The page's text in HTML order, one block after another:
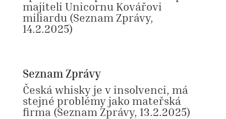
majiteli Unicornu Kovářovi
miliardu (Seznam Zprávy,
14.2.2025)
Seznam Zprávy
Česká whisky je v insolvenci, má
stejné problémy jako mateřská
firma (Seznam Zprávy, 13.2.2025)